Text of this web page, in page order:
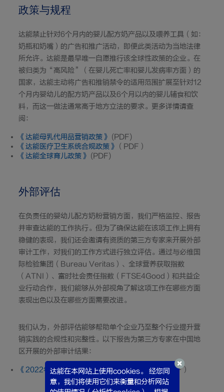
政策与规程
达能禁止针对6个月内的婴儿配方奶产品以及喂养工具（如：
奶瓶和奶嘴）的广告和推广活动，即便此类活动为当地法律
所允许。达能是最早唯一自愿推行该全球性政策的企业。在
被归类为“高风险”（在婴儿死亡率和婴儿发病率方面）的
国家，达能主动将广告和推销禁令的适用范围扩展至针对12
个月内婴幼儿的配方奶产品以及6个月以内的婴儿辅食和饮
料，而这一做法通常高于地方立法的要求。更多详情请查
阅：
《达能母乳代用品营销政策》 (PDF)
《达能医疗卫生系统合规政策》 （PDF）
《达能全球育儿政策》 (PDF)
外部评估
在负责任的婴幼儿配方奶粉营销方面，我们严格监控、报告
并审查达能的工作执行。但为了确保达能在该项工作上拥有
稳健的表现，我们还会邀请有资质的第三方专家来开展外部
审计工作，对我们的工作方式进行独立评估。通过与必维国
际检验集团（Bureau Veritas）、全球营养获取指数
（ATNI）、富时社会责任指数（FTSE4Good）和共益企
业行动合作，我们能够从外部视角了解这项工作在哪些方面
表现出色以及在哪些方面需要改进。
我们认为，外部评估能够帮助单个企业乃至整个行业提升营
销实践的合规性和完整性。以下报告为第三方专家在中国地
区开展的外部审计结果：
《2022年度达能外部审计报告 — 中国地区》（PDF）
达能在本网站上使用cookies。 经您同
意，我们将使用它们来衡量和分析网站